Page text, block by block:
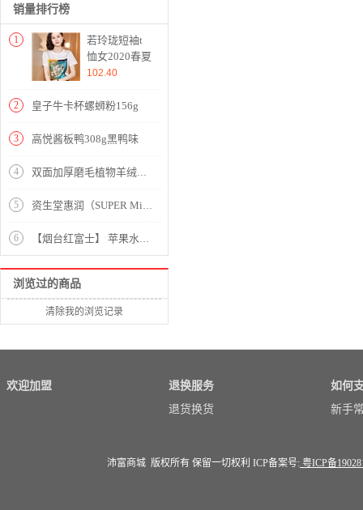
销量排行榜
1
若玲珑短袖t
恤女2020春夏
新款女装印花
女学生白搭时
女装夏 白色
105斤）
102.40
2 皇子牛卡杯螺蛳粉156g
3 高悦酱板鸭308g黑鸭味
4 双面加厚磨毛植物羊绒四件套【植物羊绒（聚酯纤维）/格调繁星m】
5 资生堂惠润（SUPER MiLD） 柔净鲜花芳香 洗护套装（洗发露600ml*2+护发素 600ml）（日本进口洗发水）
6 【烟台红富士】 苹果水果新鲜山东烟台红富士【5斤】生鲜水果 5斤装 红富士（75-80）
浏览过的商品
清除我的浏览记录
欢迎加盟
退换服务
退货换货
如何
新手
沛富商城 版权所有 保留一切权利 ICP备案号: 粤ICP备